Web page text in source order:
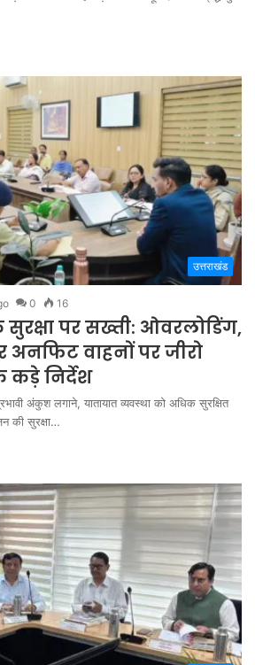
उत्तराखंड
0 16
पर सख्ती: ओवरलोडिंग,
अनफिट वाहनों पर जीरो
कड़े निर्देश
अंकुश लगाने, यातायात व्यवस्था को अधिक सुरक्षित
की सुरक्षा…